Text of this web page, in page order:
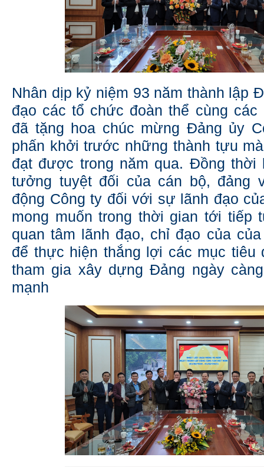
Nhân dịp kỷ niệm 93 năm thành lập
đạo các tổ chức đoàn thể cùng
đã tặng hoa chúc mừng Đảng ủy
phấn khởi trước những thành tựu
đạt được trong năm qua. Đồng thời
tưởng tuyệt đối của cán bộ, đảng
động Công ty đối với sự lãnh đạo
mong muốn trong thời gian tới tiếp
quan tâm lãnh đạo, chỉ đạo của
để thực hiện thắng lợi các mục tiêu
tham gia xây dựng Đảng ngày
mạnh